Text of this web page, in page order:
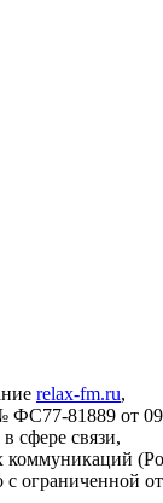
relax-fm.ru,
81889 от
сфере связи,
с ограниченной